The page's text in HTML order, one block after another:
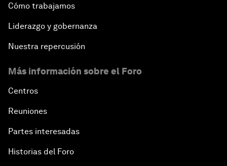
Cómo trabajamos
Liderazgo y gobernanza
Nuestra repercusión
Más información sobre el Foro
Centros
Reuniones
Partes interesadas
Historias del Foro